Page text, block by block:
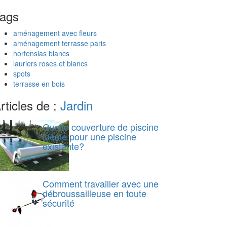
aménagement avec fleurs
aménagement terrasse paris
hortensias blancs
lauriers roses et blancs
spots
terrasse en bois
de : Jardin
Quelle couverture de piscine
idéale pour une piscine
existante?
Comment travailler avec une
débroussailleuse en toute
sécurité